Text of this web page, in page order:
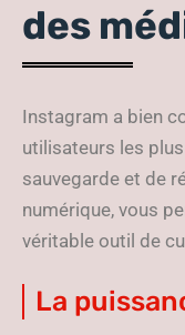
des
Instagram a bien
utilisateurs les
sauvegarde et de
numérique, vous
véritable outil de
La